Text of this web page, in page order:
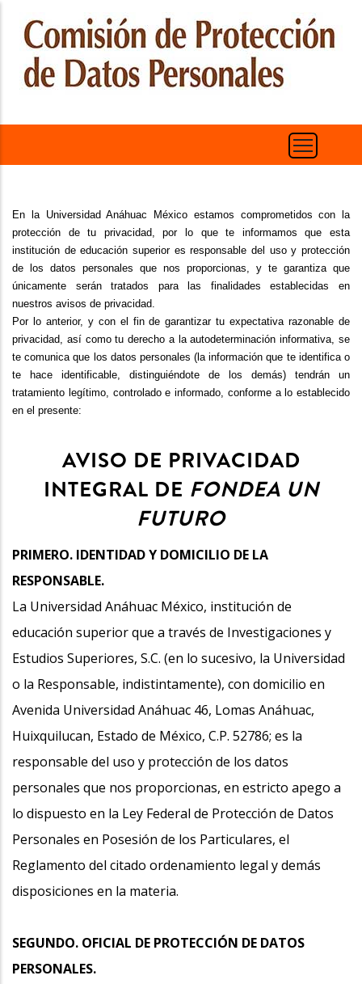
contenido
principal
En la Universidad Anáhuac México estamos comprometidos con la
protección de tu privacidad, por lo que te informamos que esta
institución de educación superior es responsable del uso y protección
de los datos personales que nos proporcionas, y te garantiza que
únicamente serán tratados para las finalidades establecidas en
nuestros avisos de privacidad.
Por lo anterior, y con el fin de garantizar tu expectativa razonable de
privacidad, así como tu derecho a la autodeterminación informativa, se
te comunica que los datos personales (la información que te identifica o
te hace identificable, distinguiéndote de los demás) tendrán un
tratamiento legítimo, controlado e informado, conforme a lo establecido
en el presente:
AVISO DE PRIVACIDAD
INTEGRAL DE FONDEA UN
FUTURO
PRIMERO. IDENTIDAD Y DOMICILIO DE LA
RESPONSABLE.
La Universidad Anáhuac México, institución de
educación superior que a través de Investigaciones y
Estudios Superiores, S.C. (en lo sucesivo, la Universidad
o la Responsable, indistintamente), con domicilio en
Avenida Universidad Anáhuac 46, Lomas Anáhuac,
Huixquilucan, Estado de México, C.P. 52786; es la
responsable del uso y protección de los datos
personales que nos proporcionas, en estricto apego a
lo dispuesto en la Ley Federal de Protección de Datos
Personales en Posesión de los Particulares, el
Reglamento del citado ordenamiento legal y demás
disposiciones en la materia.
SEGUNDO. OFICIAL DE PROTECCIÓN DE DATOS
PERSONALES.